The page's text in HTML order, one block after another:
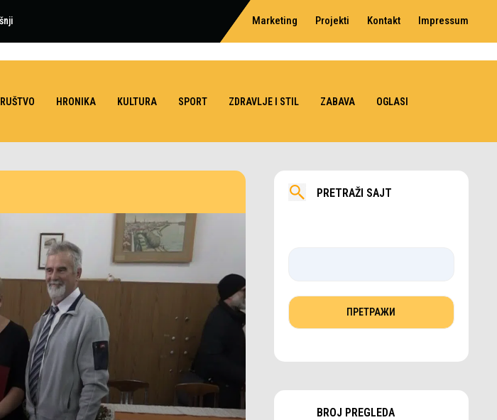
Marketing Projekti Kontakt Impressum
HRONIKA KULTURA SPORT ZDRAVLJE I STIL ZABAVA OGLASI
PRETRAŽI SAJT
BROJ PREGLEDA